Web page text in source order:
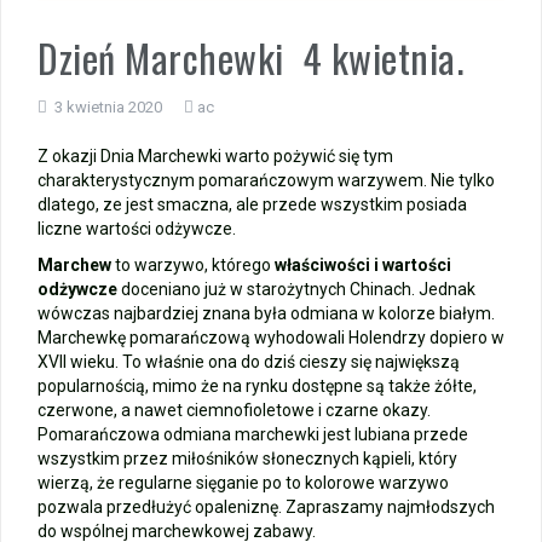
Wycieczka klasy 3b i 3d do Zieleniewa i Kołobrzegu
„Ostatni zamek „
🌊🏰 Wycieczka do Trójmiasta i Malborka 🏰🌊
📚🧇🍧PODZIĘKOWANIA🍧🧇📚
Gala Laureatów – przeniesiona na wrzesień
Ósme miejsce w województwie i brązowy medal indywidualnie!
Nasi lekkoatleci w czołówce województwa!
Dzień Marchewki 4 kwietnia.
3 kwietnia 2020 ac
Z okazji Dnia Marchewki warto pożywić się tym
charakterystycznym pomarańczowym warzywem. Nie tylko
dlatego, ze jest smaczna, ale przede wszystkim posiada
liczne wartości odżywcze.
Marchewto warzywo, którego właściwości i wartości
odżywczedoceniano już w starożytnych Chinach. Jednak
wówczas najbardziej znana była odmiana w kolorze białym.
Marchewkę pomarańczową wyhodowali Holendrzy dopiero w
XVII wieku. To właśnie ona do dziś cieszy się największą
popularnością, mimo że na rynku dostępne są także żółte,
czerwone, a nawet ciemnofioletowe i czarne okazy.
Pomarańczowa odmiana marchewki jest lubiana przede
wszystkim przez miłośników słonecznych kąpieli, który
wierzą, że regularne sięganie po to kolorowe warzywo
pozwala przedłużyć opaleniznę. Zapraszamy najmłodszych
do wspólnej marchewkowej zabawy.